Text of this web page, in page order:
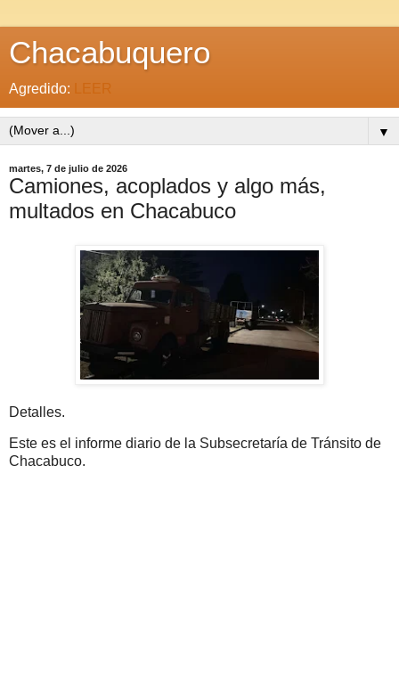
Chacabuquero
Agredido: LEER
▼
martes, 7 de julio de 2026
Camiones, acoplados y algo más,
multados en Chacabuco
Detalles.
Este es el informe diario de la Subsecretaría de Tránsito de
Chacabuco.